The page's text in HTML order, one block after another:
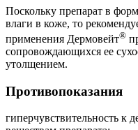
Поскольку препарат в
влаги в коже, то
применения Дермовейт®
сопровождающихся ее
утолщением.
Противопоказания
гиперчувствительность к